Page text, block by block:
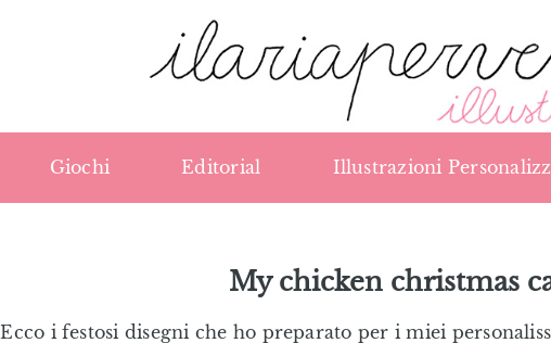
Giochi Editorial Illustrazioni
My chicken christmas
Ecco i festosi disegni che ho preparato per i miei